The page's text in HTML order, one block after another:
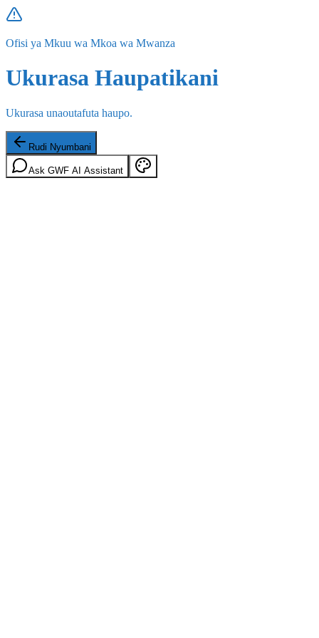
Ofisi ya Mkuu wa Mkoa wa Mwanza
Ukurasa Haupatikani
Ukurasa unaoutafuta haupo.
Rudi Nyumbani
Ask GWF AI Assistant